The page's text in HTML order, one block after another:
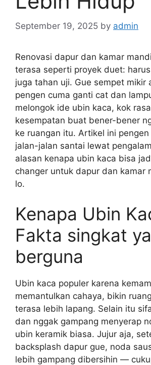
September 19, 2025 by admin
Renovasi dapur dan kamar
terasa seperti proyek duet:
juga tahan uji. Gue sempet mikir
pengen cuma ganti cat dan
melongok ide ubin kaca, kok
kesempatan buat bener-bener
ke ruangan itu. Artikel ini
jalan-jalan santai lewat
alasan kenapa ubin kaca bisa
changer untuk dapur dan kamar
lo.
Kenapa Ubin
Fakta singkat
berguna
Ubin kaca populer karena
memantulkan cahaya, bikin
terasa lebih lapang. Selain itu
dan nggak gampang menyerap
ubin keramik biasa. Jujur aja,
backsplash dapur gue, noda
lebih gampang dibersihin —